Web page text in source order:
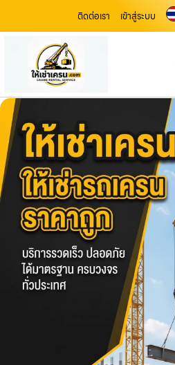
ติดต่อเรา เข้าสู่ระบบ